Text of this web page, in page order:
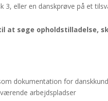
3, eller en danskprøve på et
at søge opholdstilladelse,
dokumentation for
arbejdspladser